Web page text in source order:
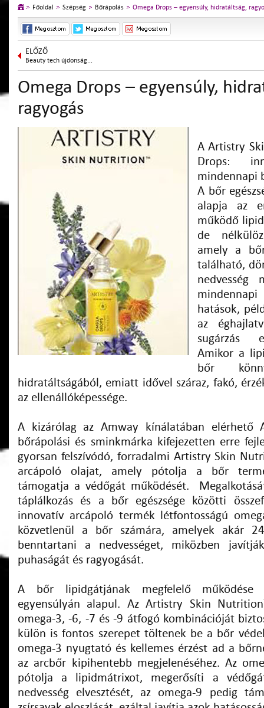
Főoldal Szépség Bőrápolás Omega Drops – egyensúly, hidratáltság,
ELŐZŐ
Beauty tech újdonság...
Omega Drops – egyensúly,
ragyogás
A Artistry
Drops:
mindennapi
A bőr
alapja az
működő
de
amely a
található,
nedvesség
hatások,
az
sugárzás
Amikor a
bőr
hidratáltságából, emiatt idővel száraz, fakó,
az ellenállóképessége.
A kizárólag az Amway kínálatában elérhető
bőrápolási és sminkmárka kifejezetten erre
gyorsan felszívódó, forradalmi Artistry Skin
arcápoló olajat, amely pótolja a bőr
támogatja a védőgát működését.
táplálkozás és a bőr egészsége közötti
innovatív arcápoló termék létfontosságú
közvetlenül a bőr számára, amelyek akár
benntartani a nedvességet, miközben
puhaságát és ragyogását.
A bőr lipidgátjának megfelelő működése
egyensúlyán alapul. Az Artistry Skin
omega-3, -6, -7 és -9 átfogó kombinációját
külön is fontos szerepet töltenek be a bőr
omega-3 nyugtató és kellemes érzést ad a
az arcbőr kipihentebb megjelenéséhez. Az
pótolja a lipidmátrixot, megerősíti a
nedvesség elvesztését, az omega-9 pedig